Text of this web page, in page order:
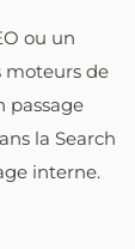
ou un
moteurs de
passage
la Search
interne.